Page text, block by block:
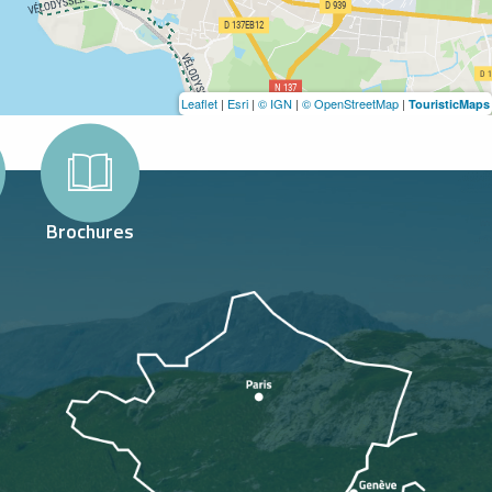
Leaflet | Esri | © IGN | © OpenStreetMap | TouristicMaps
Brochures